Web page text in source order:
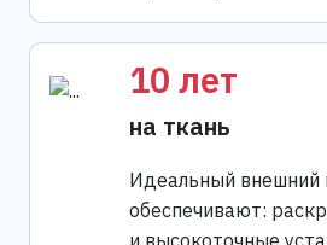
10 лет
на ткань
Идеальный внешний
обеспечивают:
и высокоточные